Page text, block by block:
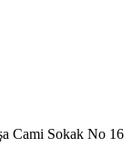
Cami Sokak No 16